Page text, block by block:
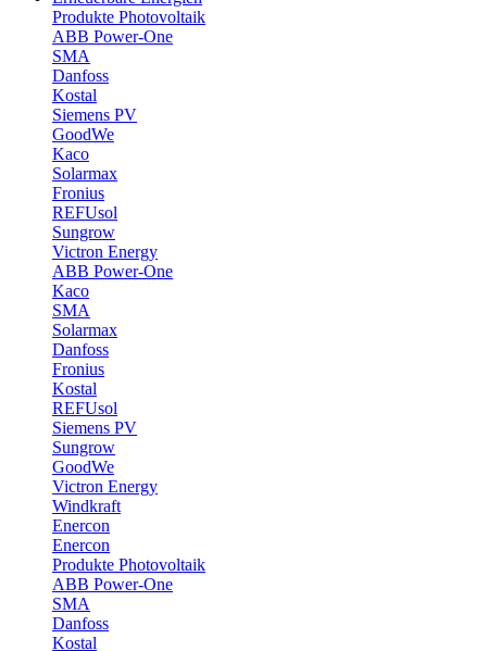
Produkte Photovoltaik
ABB Power-One
SMA
Danfoss
Kostal
Siemens PV
GoodWe
Kaco
Solarmax
Fronius
REFUsol
Sungrow
Victron Energy
ABB Power-One
Kaco
SMA
Solarmax
Danfoss
Fronius
Kostal
REFUsol
Siemens PV
Sungrow
GoodWe
Victron Energy
Windkraft
Enercon
Enercon
Produkte Photovoltaik
ABB Power-One
SMA
Danfoss
Kostal